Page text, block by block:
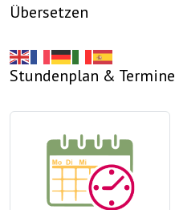
Übersetzen
Stundenplan & Termine